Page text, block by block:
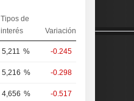
Tipos de
interés
Variación
5,211 % -0.245
5,216 % -0.298
4,656 % -0.517